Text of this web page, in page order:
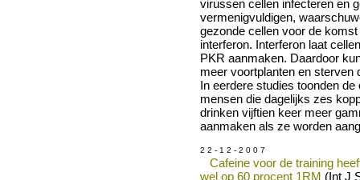
virussen cellen infecteren en
vermenigvuldigen,
gezonde cellen voor de
interferon. Interferon laat
PKR aanmaken. Daardoor
meer voortplanten en sterven
In eerdere studies toonden
mensen die dagelijks zes
drinken vijftien keer meer
aanmaken als ze worden
2 2 - 1 2 - 2 0 0 7
Cafeine voor de training
wel op 60 procent 1RM (Int J